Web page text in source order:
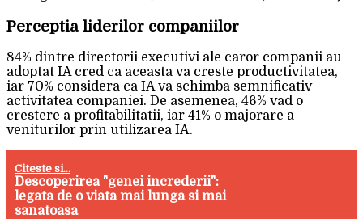
Perceptia liderilor companiilor
84% dintre directorii executivi ale caror companii au
adoptat IA cred ca aceasta va creste productivitatea,
iar 70% considera ca IA va schimba semnificativ
activitatea companiei. De asemenea, 46% vad o
crestere a profitabilitatii, iar 41% o majorare a
veniturilor prin utilizarea IA.
Citeste si...
Descoperirea "genei increderii":
legata de o viata mai lunga si mai
sanatoasa